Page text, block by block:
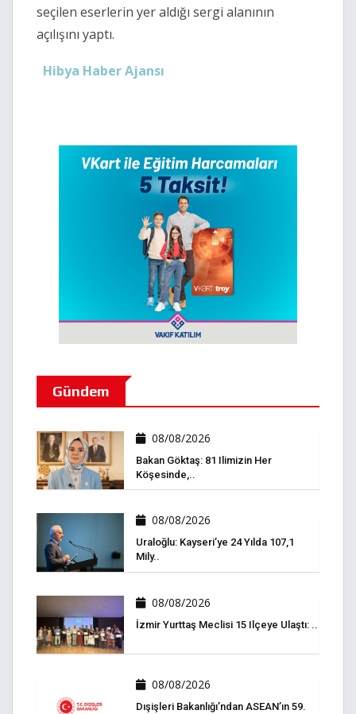
seçilen eserlerin yer aldığı sergi alanının
açılışını yaptı.
Hibya Haber Ajansı
Gündem
08/08/2026
Bakan Göktaş: 81 Ilimizin Her
Köşesinde,..
08/08/2026
Uraloğlu: Kayseri’ye 24 Yılda 107,1
Mily..
08/08/2026
İzmir Yurttaş Meclisi 15 Ilçeye Ulaştı: ..
08/08/2026
Dışişleri Bakanlığı’ndan ASEAN’ın 59.